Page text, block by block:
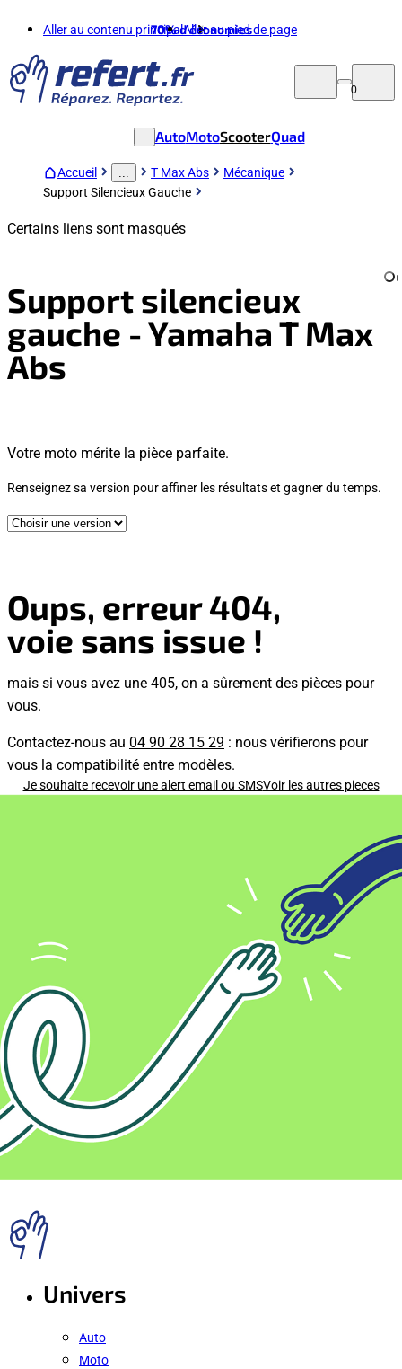
Aller au contenu principalAller au pied de page
70%d'économies
0
AutoMotoScooterQuad
Accueil T Max Abs
Mécanique
Support Silencieux Gauche
Certains liens sont masqués
Support silencieux
gauche - Yamaha T Max
Abs
+
Votre moto mérite la pièce parfaite.
Renseignez sa version pour affiner les résultats et gagner du temps.
Oups, erreur 404,
voie sans issue !
mais si vous avez une 405, on a sûrement des pièces pour
vous.
Contactez-nous au 04 90 28 15 29 : nous vérifierons pour
vous la compatibilité entre modèles.
Je souhaite recevoir une alert email ou SMSVoir les autres pieces
Univers
Auto
Moto